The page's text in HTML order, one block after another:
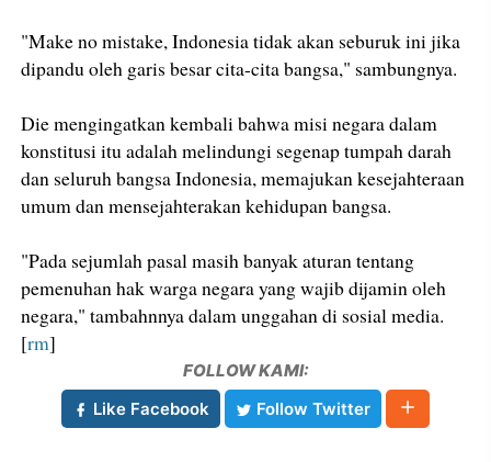
"Make no mistake, Indonesia tidak akan seburuk ini jika
dipandu oleh garis besar cita-cita bangsa," sambungnya.
Die mengingatkan kembali bahwa misi negara dalam
konstitusi itu adalah melindungi segenap tumpah darah
dan seluruh bangsa Indonesia, memajukan kesejahteraan
umum dan mensejahterakan kehidupan bangsa.
"Pada sejumlah pasal masih banyak aturan tentang
pemenuhan hak warga negara yang wajib dijamin oleh
negara," tambahnnya dalam unggahan di sosial media.
[rm]
FOLLOW KAMI:
Like Facebook
Follow Twitter